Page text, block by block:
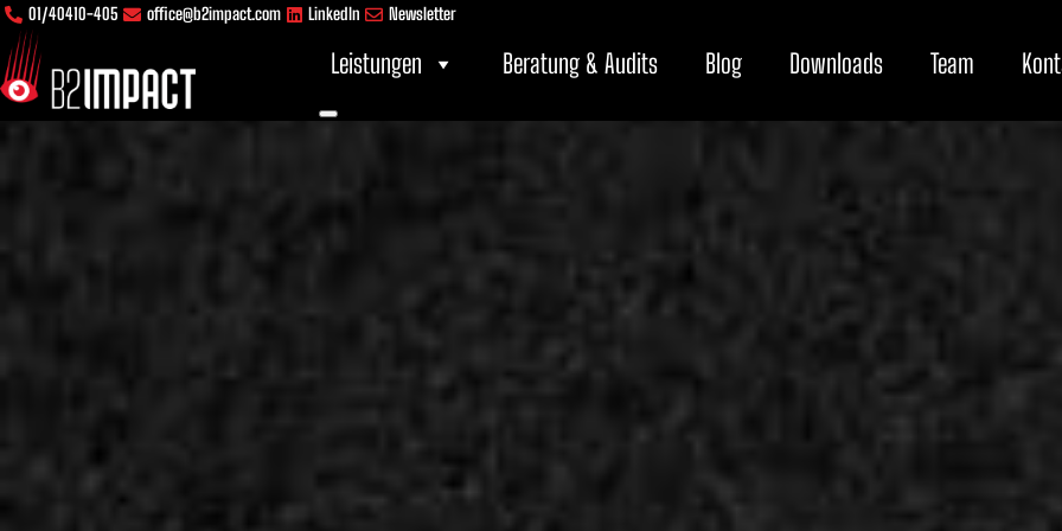
springen
Zum
Inhalt
springen
01/40410-405 office@b2impact.com LinkedIn Newsletter
Leistungen Beratung & Audits Blog Downloads Team